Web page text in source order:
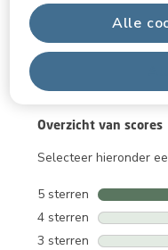
Alle
Overzicht van scores
Selecteer hieronder
5 sterren sterren
4 sterren sterren
3 sterren sterren
5.0